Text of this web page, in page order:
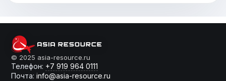
От слов к делу
© 2025 asia-resource.ru
Телефон: +7 919 964 0111
Почта: info@asia-resource.ru